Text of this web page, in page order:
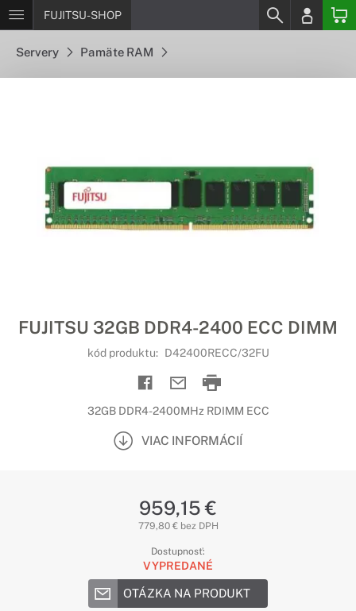
FUJITSU-SHOP
Servery Pamäte RAM
FUJITSU 32GB DDR4-2400 ECC DIMM
kód produktu: D42400RECC/32FU
32GB DDR4-2400MHz RDIMM ECC
VIAC INFORMÁCIÍ
959,15 €
779,80 € bez DPH
Dostupnosť:
VYPREDANÉ
OTÁZKA NA PRODUKT